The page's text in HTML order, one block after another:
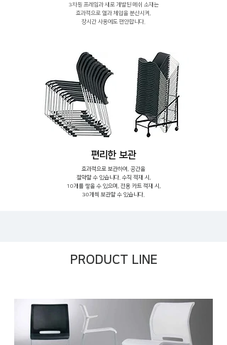
3차원 프레임과 새로 개발된 메쉬 소재는
효과적으로 열과 체압을 분산시켜,
장시간 사용에도 편안합니다.
편리한 보관
효과적으로 보관하여, 공간을
절약할 수 있습니다. 수직 적재 시,
10개를 쌓을 수 있으며, 전용 카트 적재 시,
30개씩 보관할 수 있습니다.
PRODUCT LINE